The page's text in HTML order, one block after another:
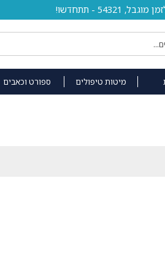
54321 - תתחדשו!
מיטות טיפולים ספורט וכאבים